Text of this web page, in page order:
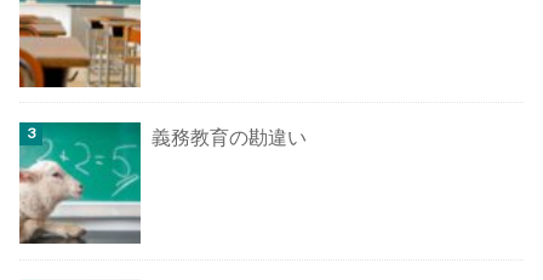
義務教育の勘違い